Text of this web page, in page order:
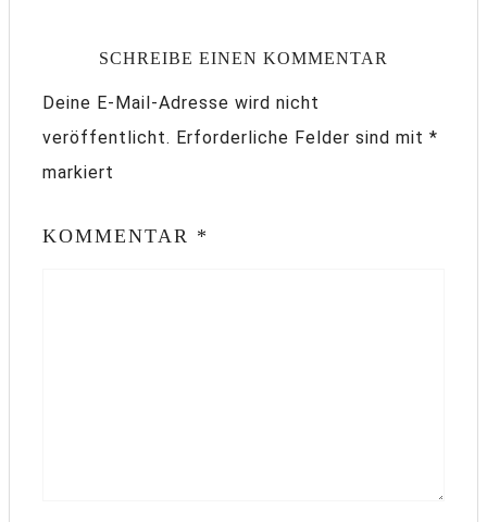
SCHREIBE EINEN KOMMENTAR
Deine E-Mail-Adresse wird nicht
veröffentlicht. Erforderliche Felder sind mit *
markiert
KOMMENTAR *